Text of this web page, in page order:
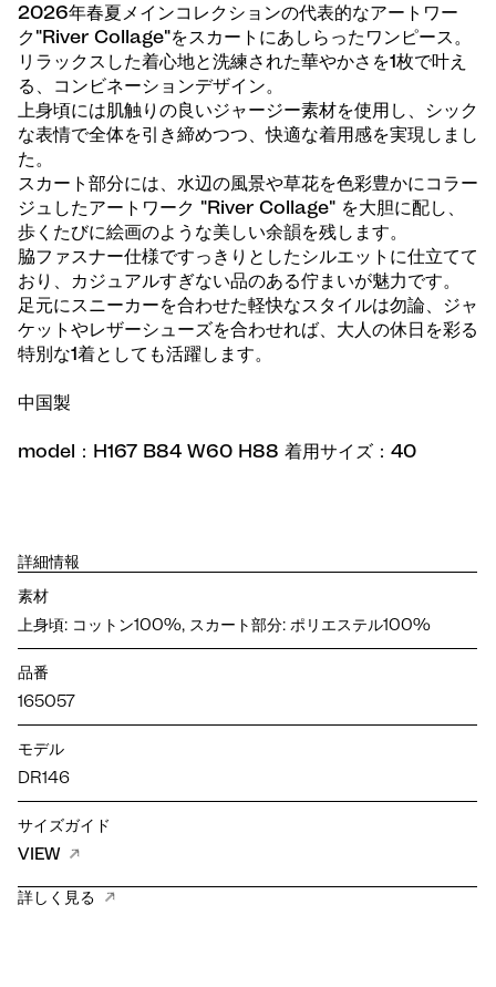
2026年春夏メインコレクションの代表的なアートワー
ク"River Collage"をスカートにあしらったワンピース。
リラックスした着心地と洗練された華やかさを1枚で叶え
る、コンビネーションデザイン。
上身頃には肌触りの良いジャージー素材を使用し、シック
な表情で全体を引き締めつつ、快適な着用感を実現しまし
た。
スカート部分には、水辺の風景や草花を色彩豊かにコラー
ジュしたアートワーク "River Collage" を大胆に配し、
歩くたびに絵画のような美しい余韻を残します。
脇ファスナー仕様ですっきりとしたシルエットに仕立てて
おり、カジュアルすぎない品のある佇まいが魅力です。
足元にスニーカーを合わせた軽快なスタイルは勿論、ジャ
ケットやレザーシューズを合わせれば、大人の休日を彩る
特別な1着としても活躍します。
中国製
model：H167 B84 W60 H88 着用サイズ：40
詳細情報
素材
上身頃: コットン100%, スカート部分: ポリエステル100%
品番
165057
モデル
DR146
サイズガイド
VIEW
詳しく見る